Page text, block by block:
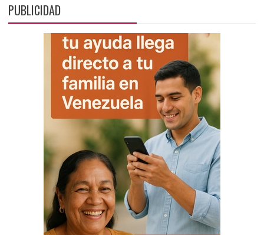
PUBLICIDAD